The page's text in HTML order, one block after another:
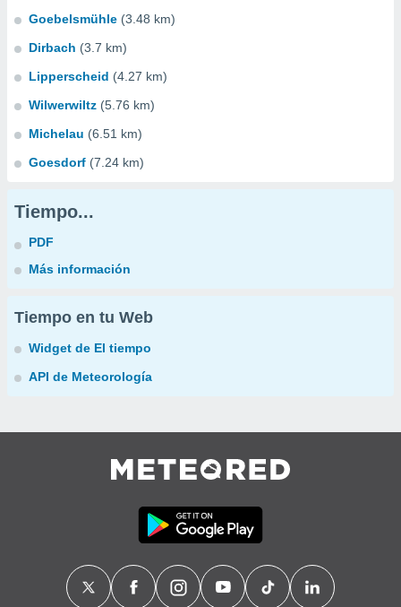
Goebelsmühle (3.48 km)
Dirbach (3.7 km)
Lipperscheid (4.27 km)
Wilwerwiltz (5.76 km)
Michelau (6.51 km)
Goesdorf (7.24 km)
Tiempo...
PDF
Más información
Tiempo en tu Web
Widget de El tiempo
API de Meteorología